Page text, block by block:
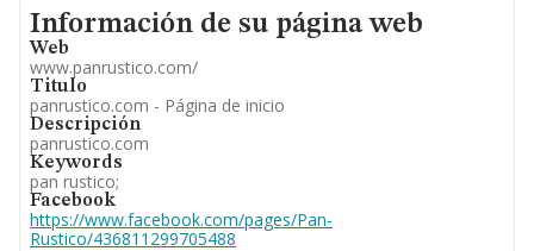
Informacion de su página web
Información de su página web
Web
www.panrustico.com/
Titulo
panrustico.com - Página de inicio
Descripción
panrustico.com
Keywords
pan rustico;
Facebook
https://www.facebook.com/pages/Pan-
Rustico/436811299705488